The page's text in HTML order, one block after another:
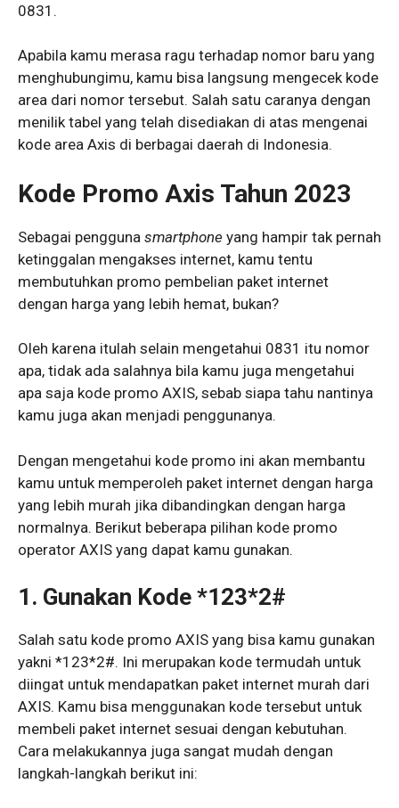
0831.
Apabila kamu merasa ragu terhadap nomor baru yang
menghubungimu, kamu bisa langsung mengecek kode
area dari nomor tersebut. Salah satu caranya dengan
menilik tabel yang telah disediakan di atas mengenai
kode area Axis di berbagai daerah di Indonesia.
Kode Promo Axis Tahun 2023
Sebagai pengguna smartphone yang hampir tak pernah
ketinggalan mengakses internet, kamu tentu
membutuhkan promo pembelian paket internet
dengan harga yang lebih hemat, bukan?
Oleh karena itulah selain mengetahui 0831 itu nomor
apa, tidak ada salahnya bila kamu juga mengetahui
apa saja kode promo AXIS, sebab siapa tahu nantinya
kamu juga akan menjadi penggunanya.
Dengan mengetahui kode promo ini akan membantu
kamu untuk memperoleh paket internet dengan harga
yang lebih murah jika dibandingkan dengan harga
normalnya. Berikut beberapa pilihan kode promo
operator AXIS yang dapat kamu gunakan.
1. Gunakan Kode *123*2#
Salah satu kode promo AXIS yang bisa kamu gunakan
yakni *123*2#. Ini merupakan kode termudah untuk
diingat untuk mendapatkan paket internet murah dari
AXIS. Kamu bisa menggunakan kode tersebut untuk
membeli paket internet sesuai dengan kebutuhan.
Cara melakukannya juga sangat mudah dengan
langkah-langkah berikut ini: